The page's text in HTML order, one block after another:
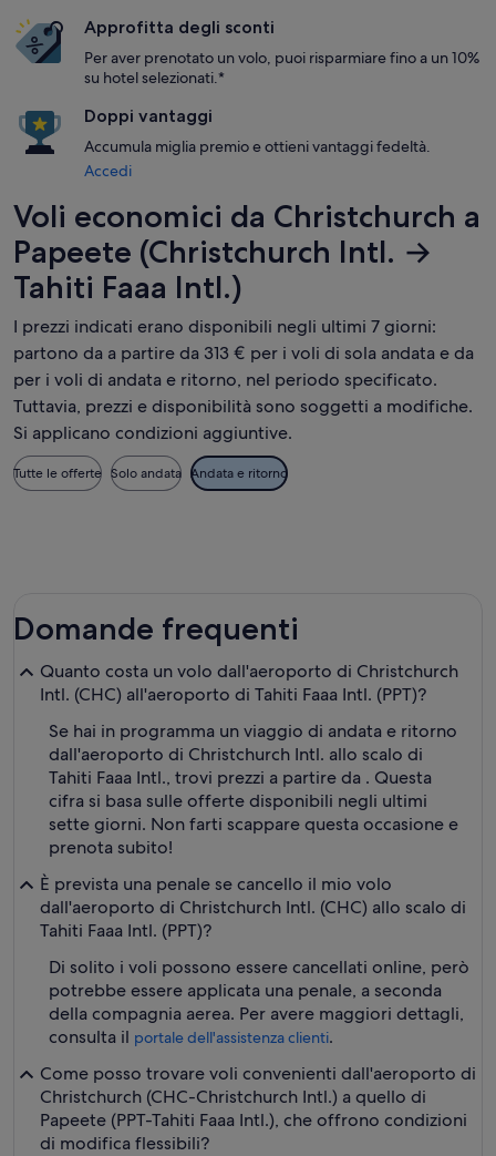
Approfitta degli sconti
Per aver prenotato un volo, puoi risparmiare fino a un 10%
su hotel selezionati.*
Doppi vantaggi
Accumula miglia premio e ottieni vantaggi fedeltà.
Accedi
Voli economici da Christchurch a
Papeete (Christchurch Intl. →
Tahiti Faaa Intl.)
I prezzi indicati erano disponibili negli ultimi 7 giorni:
partono da a partire da 313 € per i voli di sola andata e da
per i voli di andata e ritorno, nel periodo specificato.
Tuttavia, prezzi e disponibilità sono soggetti a modifiche.
Si applicano condizioni aggiuntive.
Tutte le offerte Solo andata Andata e ritorno
Domande frequenti
Quanto costa un volo dall'aeroporto di Christchurch
Intl. (CHC) all'aeroporto di Tahiti Faaa Intl. (PPT)?
Se hai in programma un viaggio di andata e ritorno
dall'aeroporto di Christchurch Intl. allo scalo di
Tahiti Faaa Intl., trovi prezzi a partire da . Questa
cifra si basa sulle offerte disponibili negli ultimi
sette giorni. Non farti scappare questa occasione e
prenota subito!
È prevista una penale se cancello il mio volo
dall'aeroporto di Christchurch Intl. (CHC) allo scalo di
Tahiti Faaa Intl. (PPT)?
Di solito i voli possono essere cancellati online, però
potrebbe essere applicata una penale, a seconda
della compagnia aerea. Per avere maggiori dettagli,
consulta il portale dell'assistenza clienti.
Come posso trovare voli convenienti dall'aeroporto di
Christchurch (CHC-Christchurch Intl.) a quello di
Papeete (PPT-Tahiti Faaa Intl.), che offrono condizioni
di modifica flessibili?